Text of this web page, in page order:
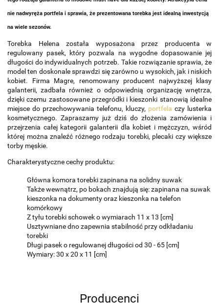
nie nadwyręża portfela i sprawia, że prezentowana torebka jest idealną inwestycją
na wiele sezonów.
Torebka Helena została wyposażona przez producenta w
regulowany pasek, który pozwala na wygodne dopasowanie jej
długości do indywidualnych potrzeb. Takie rozwiązanie sprawia, że
model ten doskonale sprawdzi się zarówno u wysokich, jak i niskich
kobiet. Firma Magre, renomowany producent najwyższej klasy
galanterii, zadbała również o odpowiednią organizację wnętrza,
dzięki czemu zastosowane przegródki i kieszonki stanowią idealne
miejsce do przechowywania telefonu, kluczy, portfela czy lusterka
kosmetycznego. Zapraszamy już dziś do złożenia zamówienia i
przejrzenia całej kategorii galanterii dla kobiet i mężczyzn, wśród
której można znaleźć różnego rodzaju torebki, plecaki czy większe
torby męskie.
Charakterystyczne cechy produktu:
Główna komora torebki zapinana na solidny suwak
Także wewnątrz, po bokach znajdują się: zapinana na suwak
kieszonka na dokumenty oraz kieszonka na telefon
komórkowy
Z tyłu torebki schowek o wymiarach 11 x 13 [cm]
Usztywniane dno zapewnia stabilność przy odkładaniu
torebki
Długi pasek o regulowanej długości od 30 - 65 [cm]
Wymiary: 30 x 20 x 11 [cm]
Producenci